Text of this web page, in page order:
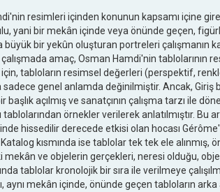
resimleri içinden konunun kapsamı içine
yani bir mekân içinde veya önünde geçen,
büyük bir yekûn oluşturan portreleri çalışmanın
amaç, Osman Hamdi'nin tablolarının
tabloların resimsel değerleri (perspektif,
sadece genel anlamda değinilmiştir. Ancak,
başlık açılmış ve sanatçının çalışma tarzı ile
tablolarından örnekler verilerek anlatılmıştır. Bu
hissedilir derecede etkisi olan hocası
kısmında ise tablolar tek tek ele alınmış,
mekân ve objelerin gerçekleri, neresi olduğu,
tablolar kronolojik bir sıra ile verilmeye
aynı mekân içinde, önünde geçen tabloların